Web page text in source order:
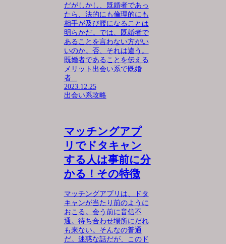
だがしかし、既婚者であっ
たら、法的にも倫理的にも
相手が及び腰になることは
明らかだ。では、既婚者で
あることを言わない方がい
いのか。否、それは違う。
既婚者であることを伝える
メリット出会い系で既婚
者...
2023.12.25
出会い系攻略
マッチングアプ
リでドタキャン
する人は事前に分
かる！その特徴
マッチングアプリは、ドタ
キャンが当たり前のように
おこる。会う前に音信不
通。待ち合わせ場所にだれ
も来ない。そんなの普通
だ。迷惑な話だが、このド